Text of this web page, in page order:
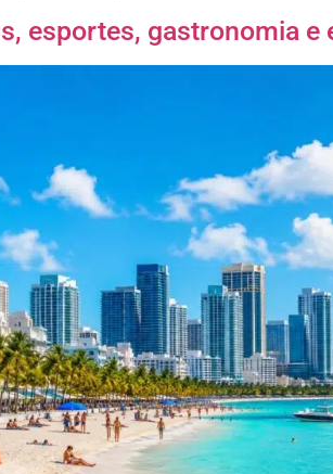
esportes, gastronomia e